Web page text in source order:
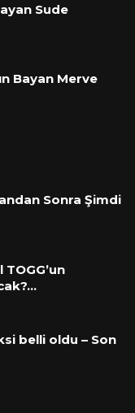
Sude
Bayan Merve
Sonra Şimdi
belli oldu – Son